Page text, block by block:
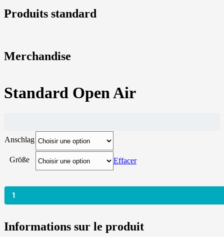
Produits standard
Merchandise
Standard Open Air
Anschlag
Größe Effacer
de
Standard
Informations sur le produit